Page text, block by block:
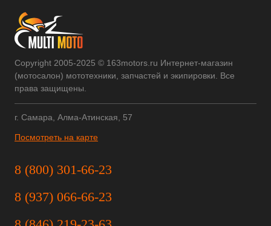
Copyright 2005-2025 © 163motors.ru Интернет-магазин
(мотосалон) мототехники, запчастей и экипировки. Все
права защищены.
г. Самара, Алма-Атинская, 57
Посмотреть на карте
8 (800) 301-66-23
8 (937) 066-66-23